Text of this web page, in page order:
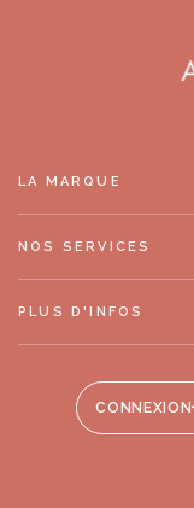
CONNEXION
LA MARQUE
NOS SERVICES
PLUS D'INFOS